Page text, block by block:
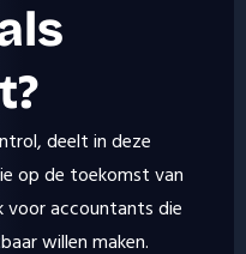
deelt in deze
op de toekomst van
voor accountants die
willen maken.